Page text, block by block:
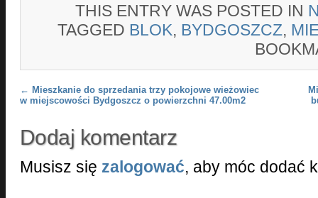
THIS ENTRY WAS POSTED IN
TAGGED BLOK, BYDGOSZCZ,
Post navigation
← Mieszkanie do sprzedania trzy pokojowe wieżowiec
w miejscowości Bydgoszcz o powierzchni 47.00m2
Dodaj komentarz
Musisz się zalogować, aby móc dodać